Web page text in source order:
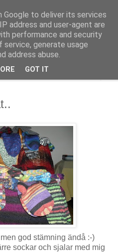
och varv, mönsterlöst
god stämning ändå :-)
sockar och sjalar med mig
Google to deliver its services
address and user-agent are
performance and security
generate usage
address abuse.
GOT IT